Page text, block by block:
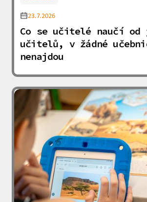
23.7.2026
Co se učitelé naučí od
učitelů, v žádné
nenajdou